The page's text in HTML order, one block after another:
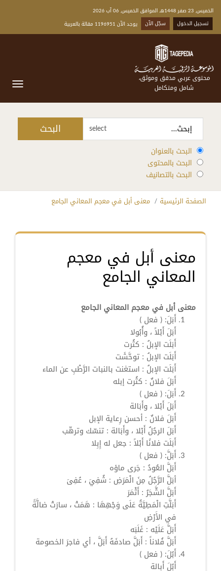
الخميس, 23 صفر 1448هـ الموافق الخميس, 06 آب 2026
تسجيل الدخول
سجّل الآن يوجد الآن 1196951 مقالة بالعربية
محتوى عربي مدقق وموثق،
شامل ومتكامل
select البحث
البحث بالعنوان
البحث بالمحتوى
البحث بالتصانيف
الصفحة الرئيسية معنى أبل في معجم المعاني الجامع
معنى أبل في معجم
المعاني الجامع
معنى أبل في معجم المعاني الجامع
أَبَلَ: ( فعل )
أَبَلَ أَبْلاً ، وأُبُولا
أَبَلَت الإبلُ : كثُرت
أَبَلَت الإبلُ : توحَّشَت
أَبَلَت الإبلُ : استغنت بالنبات الرَّطْبِ عن الماء
أَبَلَ فلانٌ : كثُرت إبله
أَبَلَ: ( فعل )
أَبَلَ أَبْلا ، وأَبَالة
أَبَلَ فلانٌ : أحسن رِعاية الإبل
أَبَلَ الرجُلُ أَبْلا، وأَبَالة : تنسّك وترهّب
أَبَلَت فلانًا أَبْلاً : جعل له إِبِلا
أَبَلَّ: ( فعل )
أَبَلَّ العُودُ : جَرى ماؤه
أبَلَّ الرَّجُلُ مِنَ الْمَرَضِ : شُفِيَ ، عُفِىَ
أَبَلَّ الشَّجَرُ : أَثْمَرَ
أَبَلَّتِ الْمَطِيَّةُ عَلَى وَجْهِهَا : هَمَتْ ، سارَتْ ضالَّةً
في الأَرْضِ
أَبَلَّ عَلَيْه : غَلَبَه
أَبَلَّ فُلاناً : أَبَلَّ صادفَهُ أَبَلَّ ، أي فاجرَ الخصومة
أَبُلَ: ( فعل )
أَبُلَ أَبالة